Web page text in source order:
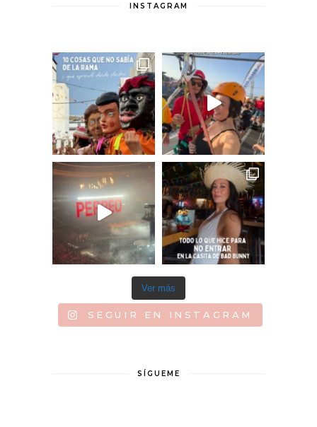
INSTAGRAM
Ver más
SEGUIR EN INSTAGRAM
SÍGUEME